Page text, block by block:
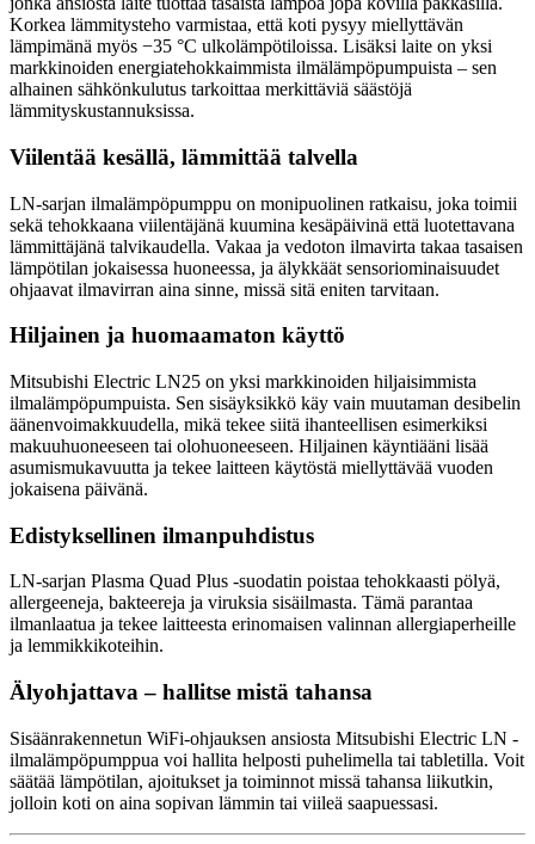
Korkea lämmitysteho varmistaa, että koti pysyy miellyttävän
lämpimänä myös −35 °C ulkolämpötiloissa. Lisäksi laite on yksi
markkinoiden energiatehokkaimmista ilmälämpöpumpuista – sen
alhainen sähkönkulutus tarkoittaa merkittäviä säästöjä
lämmityskustannuksissa.
Viilentää kesällä, lämmittää talvella
LN-sarjan ilmalämpöpumppu on monipuolinen ratkaisu, joka toimii
sekä tehokkaana viilentäjänä kuumina kesäpäivinä että luotettavana
lämmittäjänä talvikaudella. Vakaa ja vedoton ilmavirta takaa tasaisen
lämpötilan jokaisessa huoneessa, ja älykkäät sensoriominaisuudet
ohjaavat ilmavirran aina sinne, missä sitä eniten tarvitaan.
Hiljainen ja huomaamaton käyttö
Mitsubishi Electric LN25 on yksi markkinoiden hiljaisimmista
ilmalämpöpumpuista. Sen sisäyksikkö käy vain muutaman desibelin
äänenvoimakkuudella, mikä tekee siitä ihanteellisen esimerkiksi
makuuhuoneeseen tai olohuoneeseen. Hiljainen käyntiääni lisää
asumismukavuutta ja tekee laitteen käytöstä miellyttävää vuoden
jokaisena päivänä.
Edistyksellinen ilmanpuhdistus
LN-sarjan Plasma Quad Plus -suodatin poistaa tehokkaasti pölyä,
allergeeneja, bakteereja ja viruksia sisäilmasta. Tämä parantaa
ilmanlaatua ja tekee laitteesta erinomaisen valinnan allergiaperheille
ja lemmikkikoteihin.
Älyohjattava – hallitse mistä tahansa
Sisäänrakennetun WiFi-ohjauksen ansiosta Mitsubishi Electric LN -
ilmalämpöpumppua voi hallita helposti puhelimella tai tabletilla. Voit
säätää lämpötilan, ajoitukset ja toiminnot missä tahansa liikutkin,
jolloin koti on aina sopivan lämmin tai viileä saapuessasi.